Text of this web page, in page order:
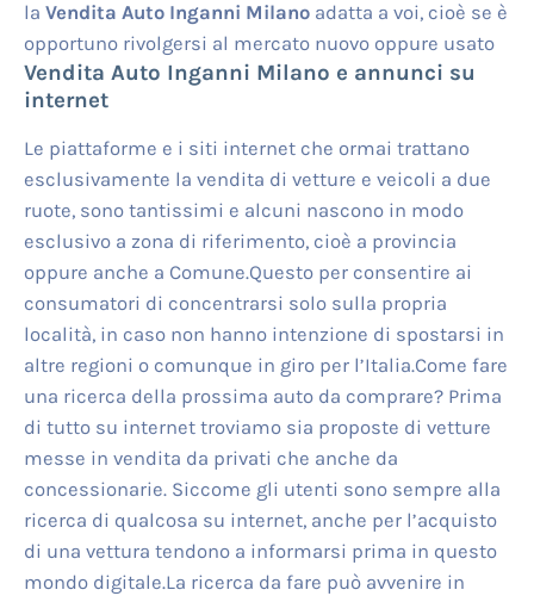
la Vendita Auto Inganni Milanoadatta a voi, cioè se è
opportuno rivolgersi al mercato nuovo oppure usato
Vendita Auto Inganni Milano e annunci su
internet
Le piattaforme e i siti internet che ormai trattano
esclusivamente la vendita di vetture e veicoli a due
ruote, sono tantissimi e alcuni nascono in modo
esclusivo a zona di riferimento, cioè a provincia
oppure anche a Comune.Questo per consentire ai
consumatori di concentrarsi solo sulla propria
località, in caso non hanno intenzione di spostarsi in
altre regioni o comunque in giro per l’Italia.Come fare
una ricerca della prossima auto da comprare? Prima
di tutto su internet troviamo sia proposte di vetture
messe in vendita da privati che anche da
concessionarie. Siccome gli utenti sono sempre alla
ricerca di qualcosa su internet, anche per l’acquisto
di una vettura tendono a informarsi prima in questo
mondo digitale.La ricerca da fare può avvenire in